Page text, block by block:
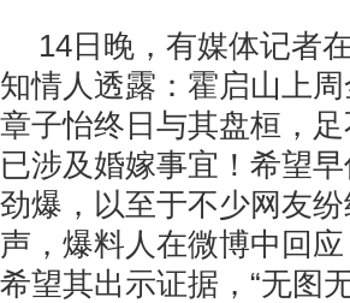
14日晚，有媒体记者
知情人透露：霍启山上
章子怡终日与其盘桓，
已涉及婚嫁事宜！希望
劲爆，以至于不少网友
声，爆料人在微博中回
希望其出示证据，“无图